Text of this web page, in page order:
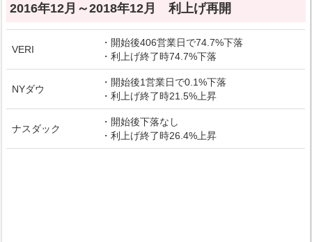
2016年12月～2018年12月 利上げ再開
VERI
・開始後406営業日で74.7%下落
・利上げ終了時74.7%下落
NYダウ
・開始後1営業日で0.1%下落
・利上げ終了時21.5%上昇
ナスダック
・開始後下落なし
・利上げ終了時26.4%上昇